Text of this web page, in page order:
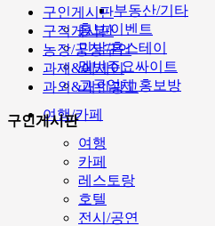
부동산/기타
홍보/이벤트
민박/홈스테이
멜번주요싸이트
고국업체 홍보방
여행/카페
여행
카페
레스토랑
호텔
전시/공연
구인게시판
구직게시판
농장/공장구인
과제&에세이
과외&개인광고
구인게시판